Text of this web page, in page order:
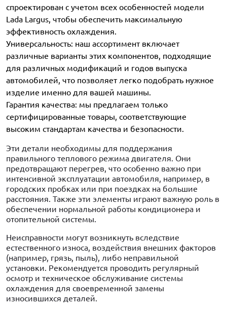
спроектирован с учетом всех особенностей модели
Lada Largus, чтобы обеспечить максимальную
эффективность охлаждения.
Универсальность: наш ассортимент включает
различные варианты этих компонентов, подходящие
для различных модификаций и годов выпуска
автомобилей, что позволяет легко подобрать нужное
изделие именно для вашей машины.
Гарантия качества: мы предлагаем только
сертифицированные товары, соответствующие
высоким стандартам качества и безопасности.
Эти детали необходимы для поддержания
правильного теплового режима двигателя. Они
предотвращают перегрев, что особенно важно при
интенсивной эксплуатации автомобиля, например, в
городских пробках или при поездках на большие
расстояния. Также эти элементы играют важную роль в
обеспечении нормальной работы кондиционера и
отопительной системы.
Неисправности могут возникнуть вследствие
естественного износа, воздействия внешних факторов
(например, грязь, пыль), либо неправильной
установки. Рекомендуется проводить регулярный
осмотр и техническое обслуживание системы
охлаждения для своевременной замены
износившихся деталей.